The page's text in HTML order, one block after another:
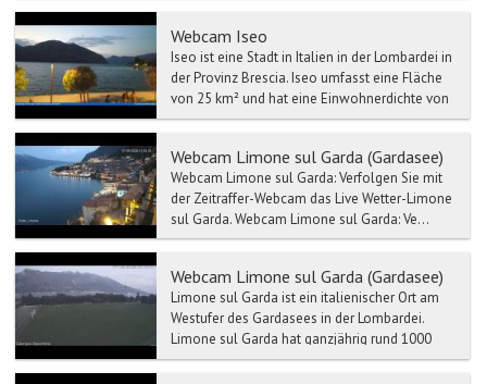
Webcam Iseo
Iseo ist eine Stadt in Italien in der Lombardei in
der Provinz Brescia. Iseo umfasst eine Fläche
von 25 km² und hat eine Einwohnerdichte von
336 Ei...
Webcam Limone sul Garda (Gardasee)
Webcam Limone sul Garda: Verfolgen Sie mit
der Zeitraffer-Webcam das Live Wetter-Limone
sul Garda. Webcam Limone sul Garda: Ve...
Webcam Limone sul Garda (Gardasee)
Limone sul Garda ist ein italienischer Ort am
Westufer des Gardasees in der Lombardei.
Limone sul Garda hat ganzjährig rund 1000
Einwohner. Wen...